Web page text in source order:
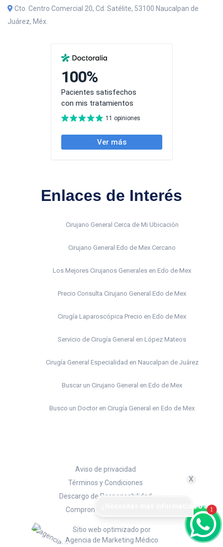
X
¿Necesitas más información o 1
Cto. Centro Comercial 20, Cd. Satélite, 53100 Naucalpan de
Juárez, Méx.
Enlaces de Interés
Cirujano General Cerca de Mi Ubicación
Cirujano General Edo de Mex Cercano
Los Mejores Cirujanos Generales en Edo de Mex
Precio Consulta Cirujano General Edo de Mex
Cirugía Laparoscópica Precio en Edo de Mex
Servicio de Cirugía General en López Mateos
Cirugía General Especialidad en Naucalpan de Juárez
Buscar un Cirujano General en Edo de Mex
Busco un Doctor en Cirugía General en Edo de Mex
Doctor en Cirugía Laparoscopia en Edo de Mex
Cirujano General Certificado en Edo de Mex
Aviso de privacidad
Términos y Condiciones
Descargo de Responsabilidad
Compromiso de Ética Médica
Sitio web optimizado por
Agencia de Marketing Médico